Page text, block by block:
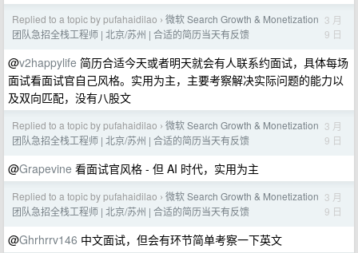
Replied to a topic by pufahaidilao › 微软 Search Growth & Monetization
团队急招全栈工程师 | 北京/苏州 | 合适的简历当天有反馈
3 月
9 日
@v2happylife 简历合适今天或者明天就会有人联系约面试，具体每场
面试看面试官自己风格。实用为主，主要考察解决实际问题的能力以
及双向匹配，没有八股文
Replied to a topic by pufahaidilao › 微软 Search Growth & Monetization
团队急招全栈工程师 | 北京/苏州 | 合适的简历当天有反馈
3 月
9 日
@Grapevine 看面试官风格 - 但 AI 时代，实用为主
Replied to a topic by pufahaidilao › 微软 Search Growth & Monetization
团队急招全栈工程师 | 北京/苏州 | 合适的简历当天有反馈
3 月
9 日
@Ghrhrrv146 中文面试，但会有环节简单考察一下英文